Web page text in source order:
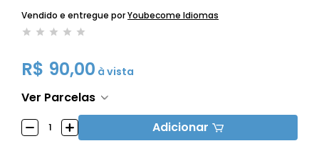
Vendido e entregue porYoubecome Idiomas
R$ 90,00 à vista
Ver Parcelas
Adicionar